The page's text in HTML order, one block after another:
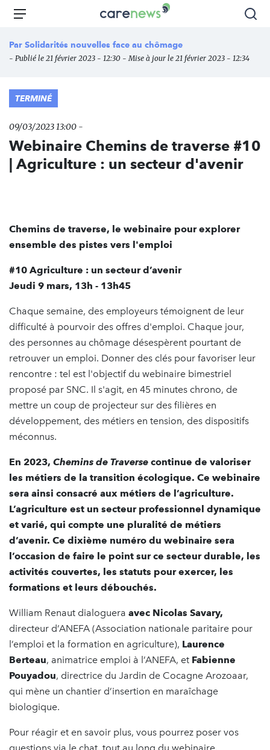
Aller
principal
Carenews,
média
des
Menu
Par Solidarités nouvelles face au chômage
- Publié le 21 février 2023 - 12:30 - Mise à jour le 21 février 2023 - 12:34
TERMINÉ
09/03/2023 13:00 -
Webinaire Chemins de traverse #10
| Agriculture : un secteur d'avenir
Chemins de traverse, le webinaire pour explorer
ensemble des pistes vers l'emploi
#10 Agriculture : un secteur d’avenir
Jeudi 9 mars, 13h - 13h45
Chaque semaine, des employeurs témoignent de leur
difficulté à pourvoir des offres d'emploi. Chaque jour,
des personnes au chômage désespèrent pourtant de
retrouver un emploi. Donner des clés pour favoriser leur
rencontre : tel est l'objectif du webinaire bimestriel
proposé par SNC. Il s'agit, en 45 minutes chrono, de
mettre un coup de projecteur sur des filières en
développement, des métiers en tension, des dispositifs
méconnus.
En 2023, Chemins de Traverse continue de valoriser
les métiers de la transition écologique. Ce webinaire
sera ainsi consacré aux métiers de l’agriculture.
L’agriculture est un secteur professionnel dynamique
et varié, qui compte une pluralité de métiers
d’avenir. Ce dixième numéro du webinaire sera
l’occasion de faire le point sur ce secteur durable, les
activités couvertes, les statuts pour exercer, les
formations et leurs débouchés.
William Renaut dialoguera avec Nicolas Savary,
directeur d’ANEFA (Association nationale paritaire pour
l’emploi et la formation en agriculture), Laurence
Berteau, animatrice emploi à l’ANEFA, et Fabienne
Pouyadou, directrice du Jardin de Cocagne Arozoaar,
qui mène un chantier d’insertion en maraîchage
biologique.
Pour réagir et en savoir plus, vous pourrez poser vos